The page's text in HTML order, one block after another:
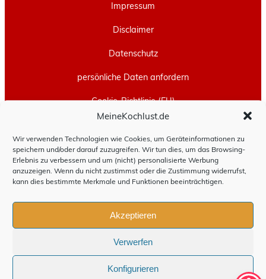
MeineKochlust.de
Wir verwenden Technologien wie Cookies, um Geräteinformationen zu
speichern und/oder darauf zuzugreifen. Wir tun dies, um das Browsing-
Erlebnis zu verbessern und um (nicht) personalisierte Werbung
anzuzeigen. Wenn du nicht zustimmst oder die Zustimmung widerrufst,
kann dies bestimmte Merkmale und Funktionen beeinträchtigen.
Akzeptieren
Verwerfen
Konfigurieren
Impressum
Disclaimer
Datenschutz
persönliche Daten anfordern
Cookie-Richtlinie (EU)